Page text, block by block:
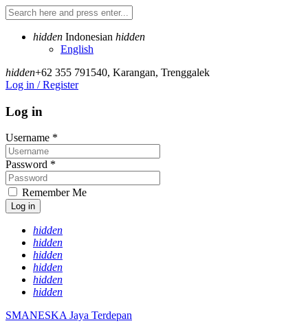
hidden Indonesian hidden
English
hidden+62 355 791540, Karangan, Trenggalek
Log in / Register
Log in
Username *
Password *
Remember Me
Log in
hidden
hidden
hidden
hidden
hidden
hidden
SMANESKA Jaya Terdepan